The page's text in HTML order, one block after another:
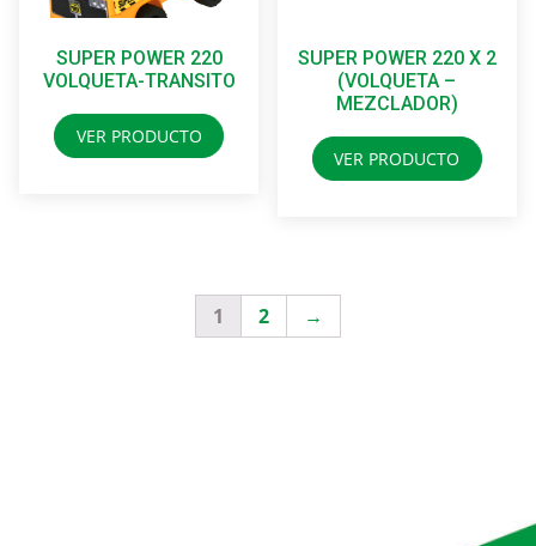
SUPER POWER 220
VOLQUETA-TRANSITO
VER PRODUCTO
SUPER POWER 220 X 2
(VOLQUETA –
MEZCLADOR)
VER PRODUCTO
1 2 →